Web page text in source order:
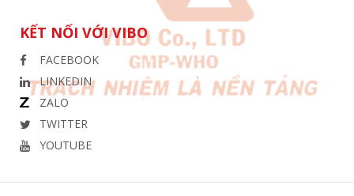
KẾT NỐI VỚI VIBO
FACEBOOK
LINKEDIN
ZALO
TWITTER
YOUTUBE